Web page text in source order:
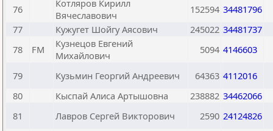
76
Котляров Кирилл
Вячеславович
152594 34481796
77
Кужугет Шойгу Аясович 245022 34481737
78
FM
Кузнецов Евгений
Михайлович
5094 4146603
79 Кузьмин Георгий Андреевич 64363 4112016
80
Кыспай Алиса Артышовна 238882 34462066
81
Лавров Сергей Викторович 2590 24124826